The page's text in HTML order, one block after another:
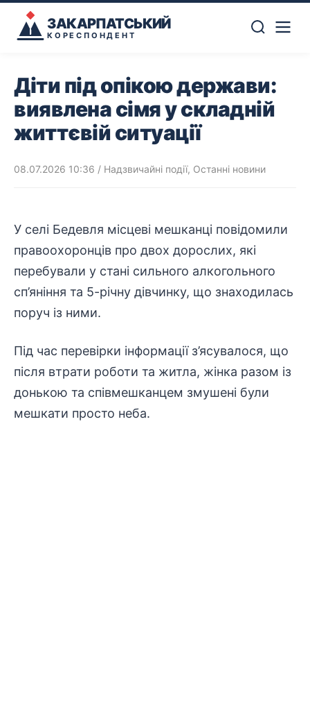
ЗАКАРПАТСЬКИЙ
КОРЕСПОНДЕНТ
Діти під опікою держави:
виявлена сімя у складній
життєвій ситуації
08.07.2026 10:36 / Надзвичайні події, Останні новини
У селі Бедевля місцеві мешканці повідомили
правоохоронців про двох дорослих, які
перебували у стані сильного алкогольного
сп’яніння та 5-річну дівчинку, що знаходилась
поруч із ними.
Під час перевірки інформаціїз’ясувалося, що
після втрати роботи та житла, жінка разом із
донькою та співмешканцем змушені були
мешкати просто неба.